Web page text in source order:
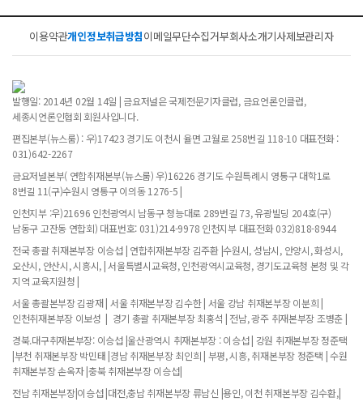
이용약관개인정보취급방침이메일무단수집거부회사소개기사제보관리자
발행일: 2014년 02월 14일 | 금요저널은 국제전문기자클럽, 금요언론인클럽,
세종시언론인협회 회원사입니다.
편집본부(뉴스룸) : 우)17423 경기도 이천시 율면 고월로 258번길 118-10 대표전화 :
031)642-2267
금요저널본부( 연합취재본부(뉴스룸) 우)16226 경기도 수원특례시 영통구 대학1로
8번길 11(구)수원시 영통구 이의동 1276-5 |
인천지부 :우)21696 인천광역시 남동구 청능대로 289번길 73, 유광빌딩 204호(구)
남동구 고잔동 연합회) 대표번호: 031)214-9978 인천지부 대표전화 032)818-8944
전국 총괄 취재본부장 이승섭 | 연합취재본부장 김주환 |수원시, 성남시, 안양시, 화성시,
오산시, 안산시, 시흥시, | 서울특별시교육청, 인천광역시교육청, 경기도교육청 본청 및 각
지역 교육지원청 |
서울 총괄본부장 김광재 | 서울 취재본부장 김수한 | 서울 강남 취재본부장 이분희 |
인천취재본부장 이보성 | 경기 총괄 취재본부장 최홍석 | 전남, 광주 취재본부장 조병춘 |
경북.대구취재본부장: 이승섭 |울산광역시 취재본부장 : 이승섭 | 강원 취재본부장 정준택
|부천 취재본부장 박민태 |경남 취재본부장 최인희 | 부평, 시흥, 취재본부장 정준택 | 수원
취재본부장 손옥자 |충북 취재본부장 이승섭|
전남 취재본부장|이승섭 |대전,충남 취재본부장 류남신 |용인, 이천 취재본부장 김수환,|